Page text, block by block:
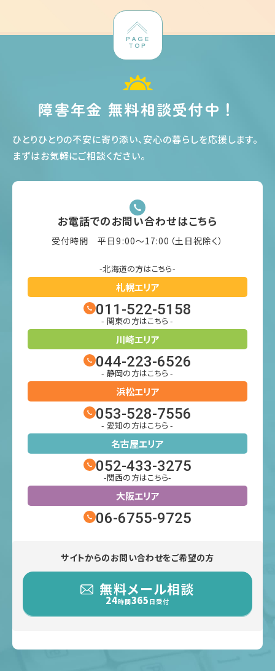
PAGE
TOP
障害年金 無料相談受付中！
ひとりひとりの不安に寄り添い、安心の暮らしを応援します。
まずはお気軽にご相談ください。
お電話でのお問い合わせはこちら
受付時間 平日9:00〜17:00（土日祝除く）
-北海道の方はこちら-
札幌エリア
011-522-5158
- 関東の方はこちら -
川崎エリア
044-223-6526
- 静岡の方はこちら -
浜松エリア
053-528-7556
- 愛知の方はこちら -
名古屋エリア
052-433-3275
-関西の方はこちら-
大阪エリア
06-6755-9725
サイトからのお問い合わせをご希望の方
無料メール相談
24時間365 日受付